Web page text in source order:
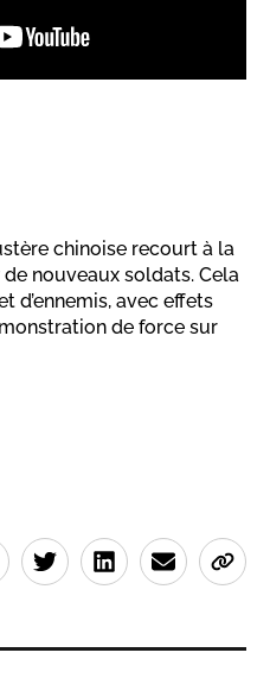
chinoise recourt à la
nouveaux soldats. Cela
d’ennemis, avec effets
de force sur